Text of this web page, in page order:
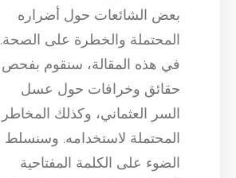
بعض الشائعات حول أضراره
المحتملة والخطرة على الصحة.
في هذه المقالة، سنقوم بفحص
حقائق وخرافات حول عسل
السر العثماني، وكذلك المخاطر
المحتملة لاستخدامه. وسنسلط
الضوء على الكلمة المفتاحية